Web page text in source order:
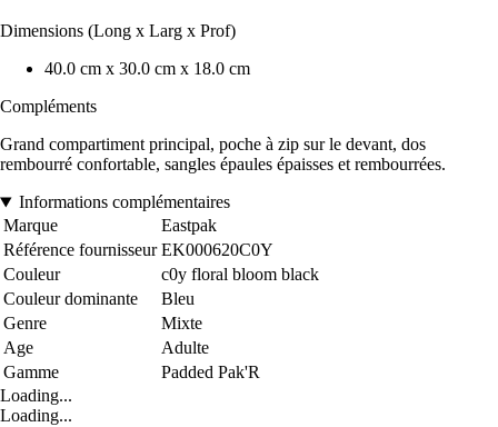
Dimensions (Long x Larg x Prof)
40.0 cm x 30.0 cm x 18.0 cm
Compléments
Grand compartiment principal, poche à zip sur le devant, dos
rembourré confortable, sangles épaules épaisses et rembourrées.
Informations complémentaires
Marque
Eastpak
Référence fournisseur EK000620C0Y
Couleur
c0y floral bloom black
Couleur dominante
Bleu
Genre
Mixte
Age
Adulte
Gamme
Padded Pak'R
Loading...
Loading...